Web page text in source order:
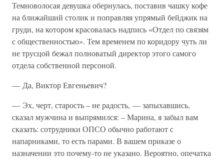
Темноволосая девушка обернулась, поставив чашку кофе
на ближайший столик и поправляя упрямый бейджик на
груди, на котором красовалась надпись «Отдел по связям
с общественностью». Тем временем по коридору чуть ли
не трусцой бежал полноватый директор этого самого
отдела собственной персоной.
— Да, Виктор Евгеньевич?
— Эх, черт, старость – не радость, — запыхавшись,
сказал мужчина и выпрямился: – Марина, я забыл вам
сказать: сотрудники ОПСО обычно работают с
напарниками, то есть парами. В вашем приказе о
назначении это почему-то не указано. Вероятно, опечатка